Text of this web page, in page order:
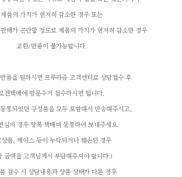
제품의 가치가 현저히 감소한 경우 또는
매가 곤란할 정도로 제품의 가치가 현저히 감소한 경우
교환/반품이 불가능합니다.
품을 원하시면 프루라쥬 고객센터로 상담접수 후
젠택배에 방문수거 접수하시면 됩니다.
봉되었던 구성품을 모두 포함해서 반송해주시고,
심의 경우 왕복 택배비 동봉하여 보내주세요.
품, 케이스 등이 누락되거나 훼손된 경우
금액을 고객님께서 부담해주셔야 합니다.)
검수 시 상담내용과 상품 상태가 다른 경우